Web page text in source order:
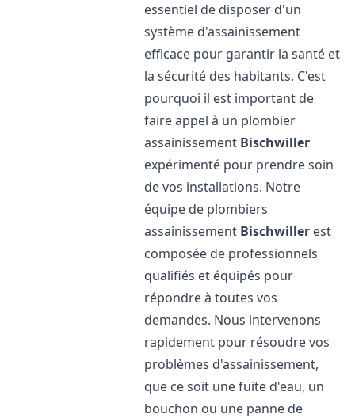
essentiel de disposer d'un
système d'assainissement
efficace pour garantir la santé et
la sécurité des habitants. C'est
pourquoi il est important de
faire appel à un plombier
assainissement Bischwiller
expérimenté pour prendre soin
de vos installations. Notre
équipe de plombiers
assainissement Bischwiller est
composée de professionnels
qualifiés et équipés pour
répondre à toutes vos
demandes. Nous intervenons
rapidement pour résoudre vos
problèmes d'assainissement,
que ce soit une fuite d'eau, un
bouchon ou une panne de